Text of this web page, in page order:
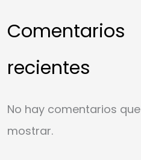
Comentarios
recientes
No hay comentarios que
mostrar.